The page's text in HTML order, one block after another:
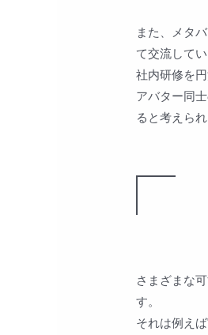
また、メタ
て交流して
社内研修を
アバター同
ると考えられ
さまざまな
す。
それは例え